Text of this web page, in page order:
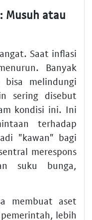
Musuh atau
Saat inflasi
Banyak
melindungi
sering disebut
kondisi ini. Ini
terhadap
"kawan" bagi
merespons
suku bunga,
membuat aset
lebih